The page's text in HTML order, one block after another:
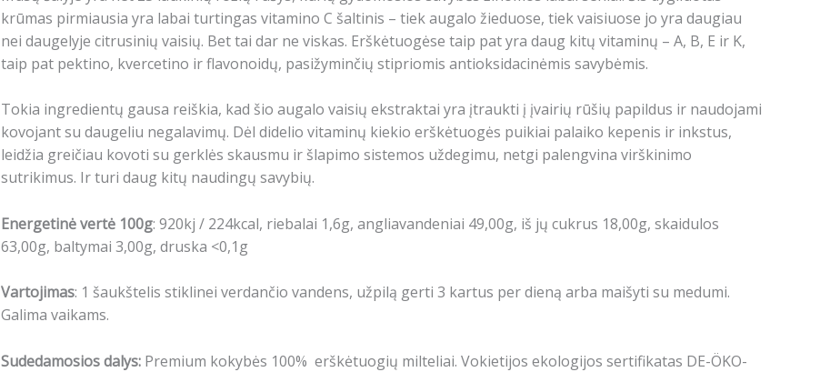
krūmas pirmiausia yra labai turtingas vitamino C šaltinis – tiek augalo žieduose, tiek vaisiuose jo yra daugiau
nei daugelyje citrusinių vaisių. Bet tai dar ne viskas. Erškėtuogėse taip pat yra daug kitų vitaminų – A, B, E ir K,
taip pat pektino, kvercetino ir flavonoidų, pasižyminčių stipriomis antioksidacinėmis savybėmis.
Tokia ingredientų gausa reiškia, kad šio augalo vaisių ekstraktai yra įtraukti į įvairių rūšių papildus ir naudojami
kovojant su daugeliu negalavimų. Dėl didelio vitaminų kiekio erškėtuogės puikiai palaiko kepenis ir inkstus,
leidžia greičiau kovoti su gerklės skausmu ir šlapimo sistemos uždegimu, netgi palengvina virškinimo
sutrikimus. Ir turi daug kitų naudingų savybių.
Energetinė vertė 100g: 920kj / 224kcal, riebalai 1,6g, angliavandeniai 49,00g, iš jų cukrus 18,00g, skaidulos
63,00g, baltymai 3,00g, druska <0,1g
Vartojimas: 1 šaukštelis stiklinei verdančio vandens, užpilą gerti 3 kartus per dieną arba maišyti su medumi.
Galima vaikams.
Sudedamosios dalys: Premium kokybės 100% erškėtuogių milteliai. Vokietijos ekologijos sertifikatas DE-ÖKO-